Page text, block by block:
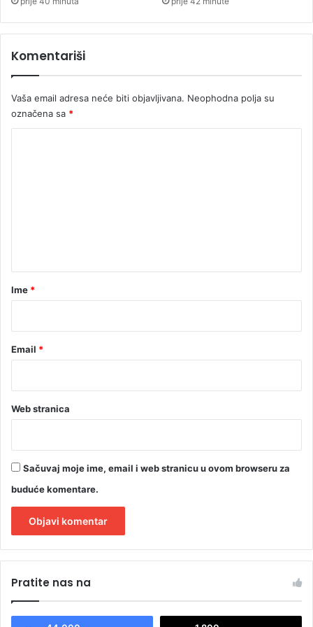
Komentariši
Vaša email adresa neće biti objavljivana. Neophodna polja su
označena sa *
rIme *
Email *
Web stranica
Sačuvaj moje ime, email i web stranicu u ovom browseru za
buduće komentare.
tPratite nas na